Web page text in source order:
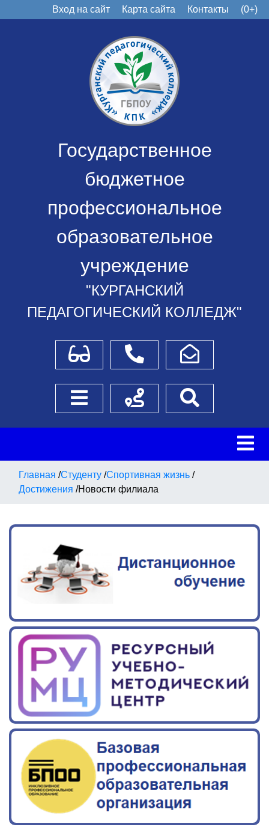
Вход на сайт Карта сайта Контакты (0+)
Государственное
бюджетное
профессиональное
образовательное
учреждение
"КУРГАНСКИЙ
ПЕДАГОГИЧЕСКИЙ КОЛЛЕДЖ"
Для слабовидящихТелефоныНаписать обращение
Боковое менюСхема проезда
Главная /Студенту /Спортивная жизнь /
Достижения /Новости филиала